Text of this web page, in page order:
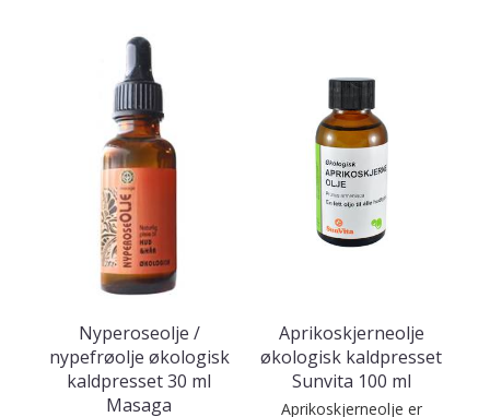
Nyperoseolje /
nypefrøolje økologisk
kaldpresset 30 ml
Masaga
Aprikoskjerneolje
økologisk kaldpresset
Sunvita 100 ml
Aprikoskjerneolje er